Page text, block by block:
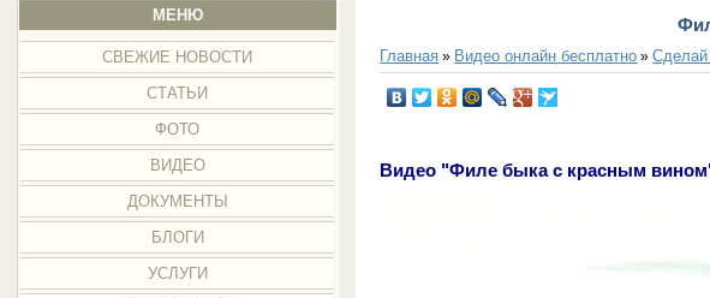
МЕНЮ
СВЕЖИЕ НОВОСТИ
СТАТЬИ
ФОТО
ВИДЕО
ДОКУМЕНТЫ
БЛОГИ
УСЛУГИ
Главная » Видео онлайн бесплатно »
Видео "Филе быка с красным